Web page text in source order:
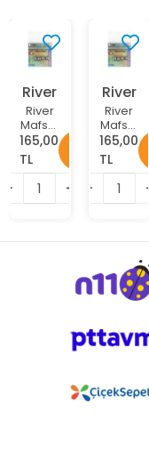
River
River
Mafsallı
Hareketli
3 GR
4LÜ
Jig
Head
165,00
TL
River
River
Mafsallı
Hareketli
1.8 GR
4LÜ
Jig
Head
165,00
TL